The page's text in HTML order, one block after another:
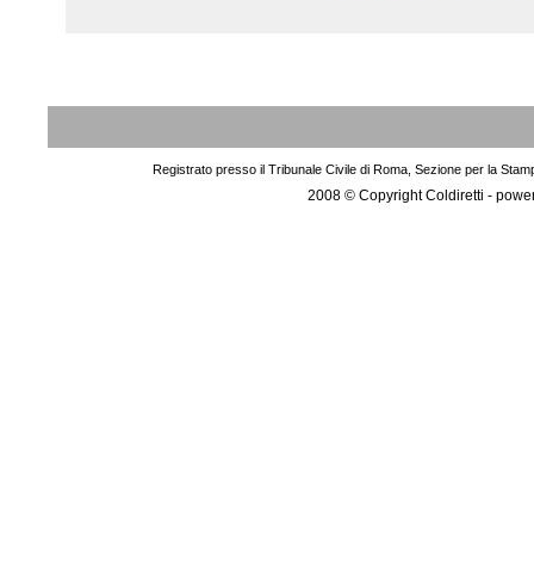
Registrato presso il Tribunale Civile di Roma, Sezione per la
2008 © Copyright Coldiretti -